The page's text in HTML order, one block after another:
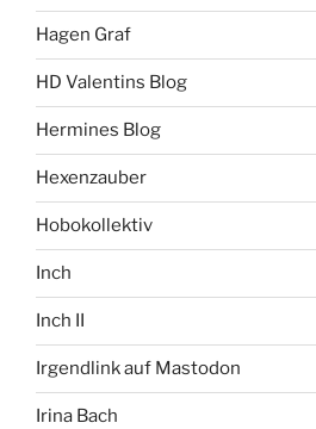
Hagen Graf
HD Valentins Blog
Hermines Blog
Hexenzauber
Hobokollektiv
Inch
Inch II
Irgendlink auf Mastodon
Irina Bach